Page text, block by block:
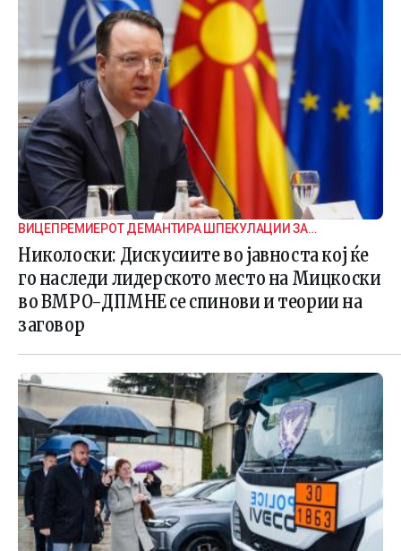
ВИЦЕПРЕМИЕРОТ ДЕМАНТИРА ШПЕКУЛАЦИИ ЗА
ВНАТРЕПАРТИСКИ ПОДЕЛБИ
Николоски: Дискусиите во јавноста кој ќе
го наследи лидерското место на Мицкоски
во ВМРО-ДПМНЕ се спинови и теории на
заговор